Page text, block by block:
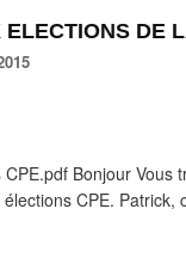
ELECTIONS DE
Bonjour
CPE. Patrick,